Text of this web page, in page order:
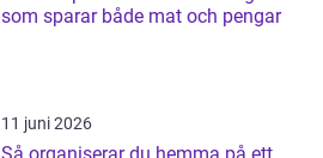
som sparar både mat och pengar
11 juni 2026